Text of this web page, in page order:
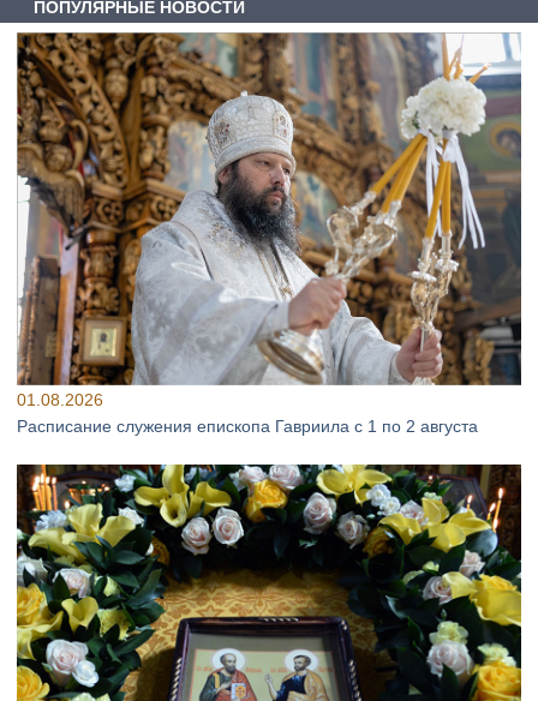
ПОПУЛЯРНЫЕ НОВОСТИ
01.08.2026
Расписание служения епископа Гавриила с 1 по 2 августа